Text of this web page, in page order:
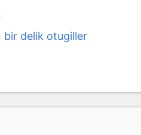
bir delik otugiller